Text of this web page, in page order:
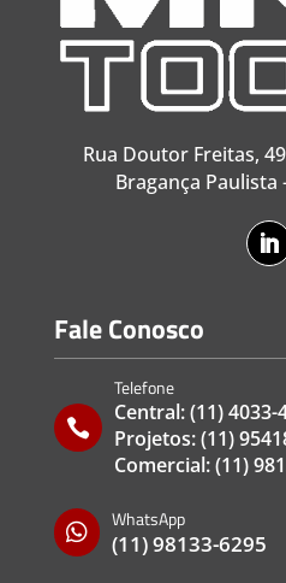
Rua Doutor Freitas,
Bragança Paulista
Fale Conosco

Telefone
Central:(11) 4033-
Projetos:(11)
Comercial:(11)

WhatsApp
(11) 98133-6295